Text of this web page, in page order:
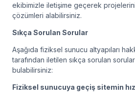
ekibimizle iletişime geçerek
çözümleri alabilirsiniz.
Sıkça Sorulan Sorular
Aşağıda fiziksel sunucu altyapıları
tarafından iletilen sıkça sorulan sorular
bulabilirsiniz:
Fiziksel sunucuya geçiş sitemin